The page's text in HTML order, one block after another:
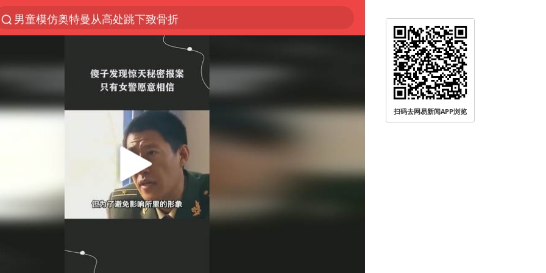
男童模仿奥特曼从高处跳下致骨折
名创优品一次性内裤 颜面尽失
视频丨中国东方电气集团原党组副书记、董事宋致远被查
梁家辉：到内地拍戏不是北上是回归
包文婧：二胎很难一碗水端平
香港宏福苑火灾或由烟头引起
女主硬加吻戏短剧已下架
浙江台州《告全体市民书》
浙江一9岁男孩被海浪卷走仍在搜救中
郑丽文：台湾从来没有“独立”过
扫码去网易新闻APP浏览